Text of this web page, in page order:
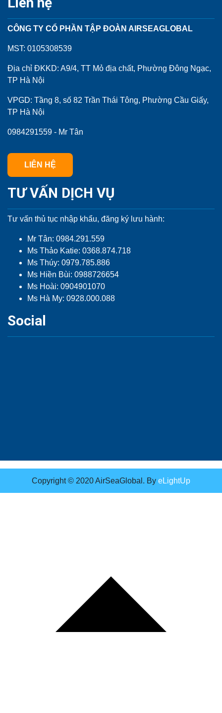
CÔNG TY CỔ PHẦN TẬP ĐOÀN AIRSEAGLOBAL
MST: 0105308539
Địa chỉ ĐKKD: A9/4, TT Mỏ địa chất, Phường Đông Ngạc,
TP Hà Nội
VPGD: Tầng 8, số 82 Trần Thái Tông, Phường Cầu Giấy,
TP Hà Nội
0984291559 - Mr Tân
LIÊN HỆ
TƯ VẤN DỊCH VỤ
Tư vấn thủ tục nhập khẩu, đăng ký lưu hành:
Mr Tân: 0984.291.559
Ms Thảo Katie: 0368.874.718
Ms Thúy: 0979.785.886
Ms Hiền Bùi: 0988726654
Ms Hoài: 0904901070
Ms Hà My: 0928.000.088
Social
Copyright © 2020 AirSeaGlobal. By eLightUp